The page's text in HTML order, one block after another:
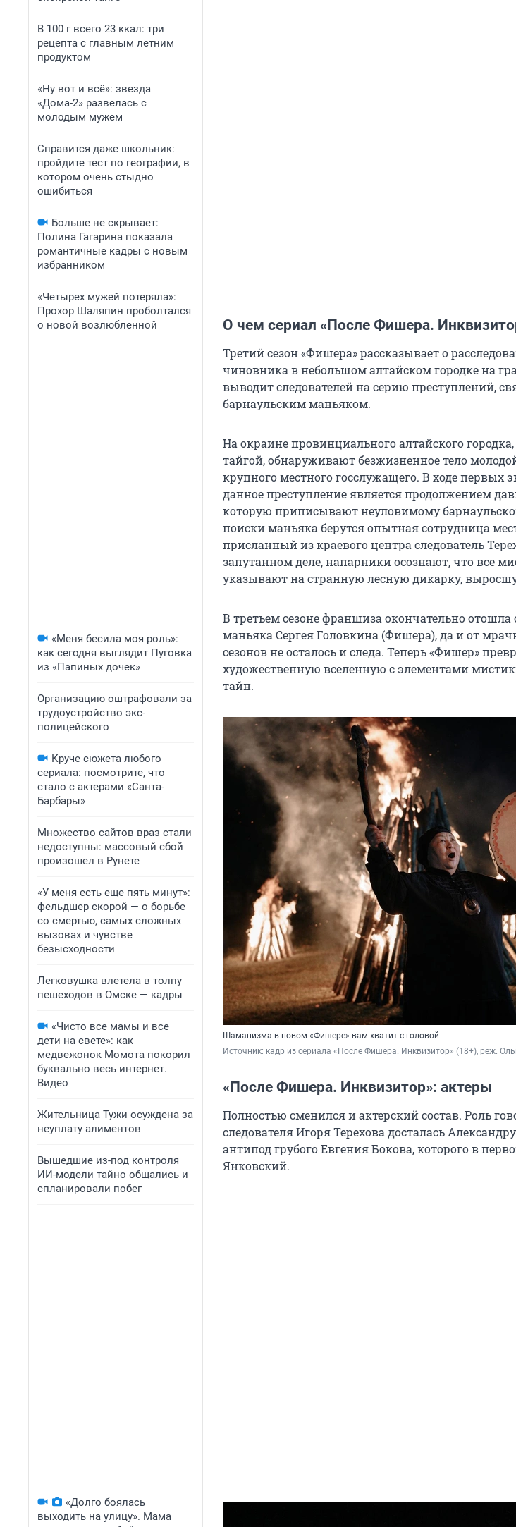
В 100 г всего 23 ккал: три
рецепта с главным летним
продуктом
«Ну вот и всё»: звезда
«Дома-2» развелась с
молодым мужем
Справится даже школьник:
пройдите тест по географии, в
котором очень стыдно
ошибиться
Больше не скрывает:
Полина Гагарина показала
романтичные кадры с новым
избранником
«Четырех мужей потеряла»:
Прохор Шаляпин проболтался
о новой возлюбленной
«Меня бесила моя роль»:
как сегодня выглядит Пуговка
из «Папиных дочек»
Организацию оштрафовали за
трудоустройство экс-
полицейского
Круче сюжета любого
сериала: посмотрите, что
стало с актерами «Санта-
Барбары»
Множество сайтов враз стали
недоступны: массовый сбой
произошел в Рунете
«У меня есть еще пять минут»:
фельдшер скорой — о борьбе
со смертью, самых сложных
вызовах и чувстве
безысходности
Легковушка влетела в толпу
пешеходов в Омске — кадры
«Чисто все мамы и все
дети на свете»: как
медвежонок Момота покорил
буквально весь интернет.
Видео
Жительница Тужи осуждена за
неуплату алиментов
Вышедшие из-под контроля
ИИ-модели тайно общались и
спланировали побег
«Долго боялась
выходить на улицу». Мама
О чем сериал «После Фишера.
Третий сезон «Фишера» рассказывает о
чиновника в небольшом алтайском городке на
выводит следователей на серию преступлений,
барнаульским маньяком.
На окраине провинциального алтайского
тайгой, обнаруживают безжизненное тело
крупного местного госслужащего. В ходе первых
данное преступление является продолжением
которую приписывают неуловимому
поиски маньяка берутся опытная сотрудница
присланный из краевого центра следователь
запутанном деле, напарники осознают, что все
указывают на странную лесную дикарку,
В третьем сезоне франшиза окончательно отошла
маньяка Сергея Головкина (Фишера), да и от
сезонов не осталось и следа. Теперь «Фишер»
художественную вселенную с элементами
тайн.
Шаманизма в новом «Фишере» вам хватит с головой
Источник: кадр из сериала «После Фишера. Инквизитор» (18+), реж.
«После Фишера. Инквизитор»: актеры
Полностью сменился и актерский состав. Роль
следователя Игоря Терехова досталась
антипод грубого Евгения Бокова, которого в
Янковский.